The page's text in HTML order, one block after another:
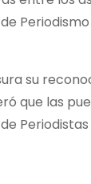
su
que las